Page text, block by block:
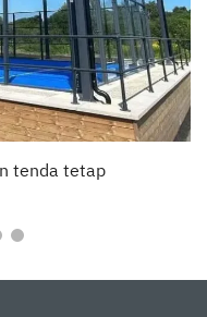
tenda tetap